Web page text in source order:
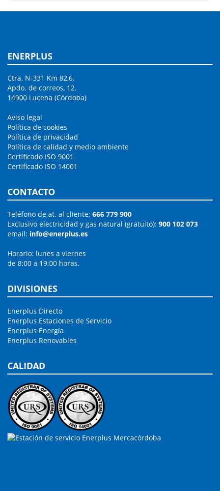
ENERPLUS
Ctra. N-331 Km 82,6.
Apdo. de correos, 12.
14900 Lucena (Córdoba)
Aviso legal
Política de cookies
Política de privacidad
Política de calidad y medio ambiente
Certificado ISO 9001
Certificado ISO 14001
CONTACTO
Teléfono de at. al cliente: 666 779 900
Exclusivo electricidad y gas natural (gratuito): 900 102 073
email: info@enerplus.es
Horario: lunes a viernes
de 8:00 a 19:00 horas.
DIVISIONES
Enerplus Directo
Enerplus Estaciones de Servicio
Enerplus Energía
Enerplus Renovables
CALIDAD